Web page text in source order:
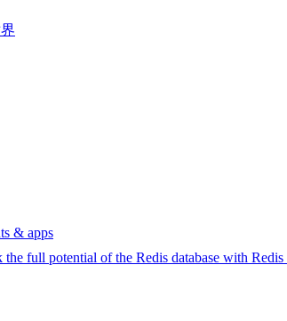
& apps
full potential of the Redis database with